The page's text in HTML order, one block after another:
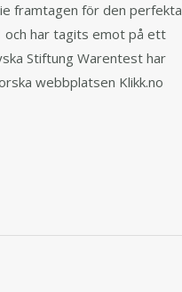
framtagen för den perfekta
och har tagits emot på ett
Stiftung Warentest har
webbplatsen Klikk.no